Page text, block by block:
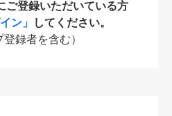
登録いただいている方
ン」 してください。
録者を含む）